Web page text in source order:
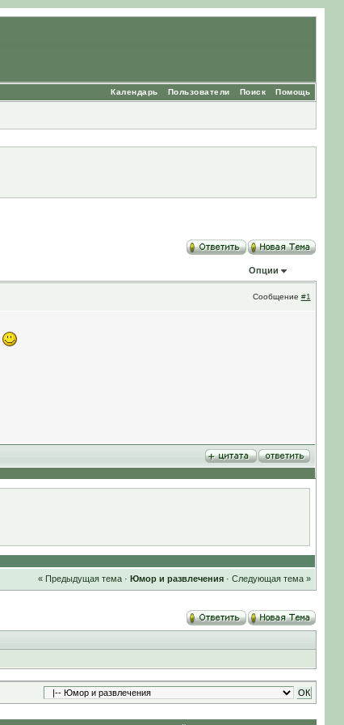
Помощь
Поиск
Пользователи
Календарь
Опции
Сообщение #1
« Предыдущая тема ·Юмор и развлечения ·Следующая тема »